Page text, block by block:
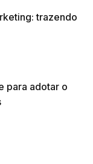
trazendo
para adotar o